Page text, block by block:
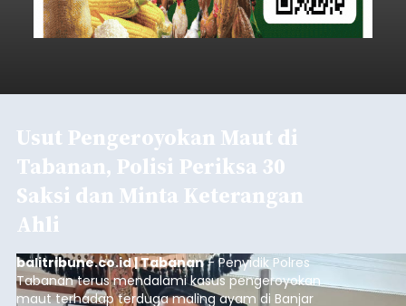
Usut Pengeroyokan Maut di
Tabanan, Polisi Periksa 30
Saksi dan Minta Keterangan
Ahli
balitribune.co.id | Tabanan- Penyidik Polres
Tabanan terus mendalami kasus pengeroyokan
maut terhadap terduga maling ayam di Banjar